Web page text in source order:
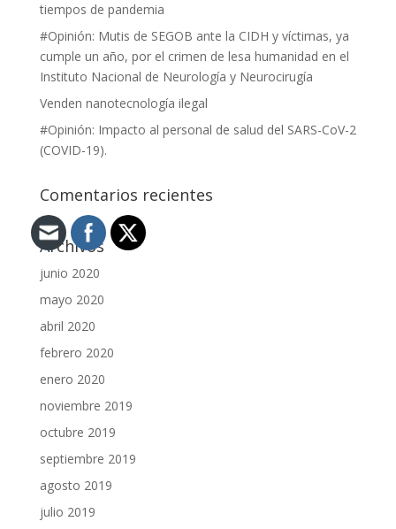
tiempos de pandemia
#Opinión: Mutis de SEGOB ante la CIDH y víctimas, ya
cumple un año, por el crimen de lesa humanidad en el
Instituto Nacional de Neurología y Neurocirugía
Venden nanotecnología ilegal
#Opinión: Impacto al personal de salud del SARS-CoV-2
(COVID-19).
Comentarios recientes
Archivos
junio 2020
mayo 2020
abril 2020
febrero 2020
enero 2020
noviembre 2019
octubre 2019
septiembre 2019
agosto 2019
julio 2019